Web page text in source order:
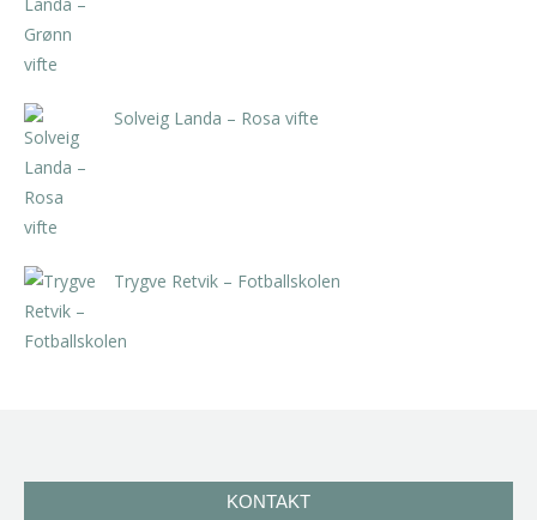
Solveig Landa – Rosa vifte
Trygve Retvik – Fotballskolen
KONTAKT